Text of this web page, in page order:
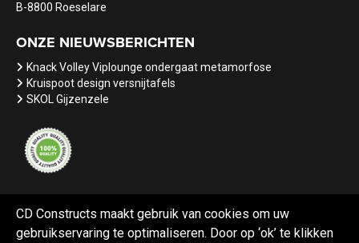
CD Constructs maakt gebruik van cookies om uw
gebruikservaring te optimaliseren. Door op ‘ok’ te klikken
B-8800 Roeselare
ONZE NIEUWSBERICHTEN
Knack Volley Viplounge ondergaat metamorfose
Kruispoot design versnijtafels
SKOL Gijzenzele